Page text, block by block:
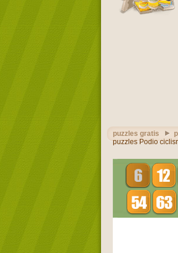
puzzles gratis
puzzles Podio